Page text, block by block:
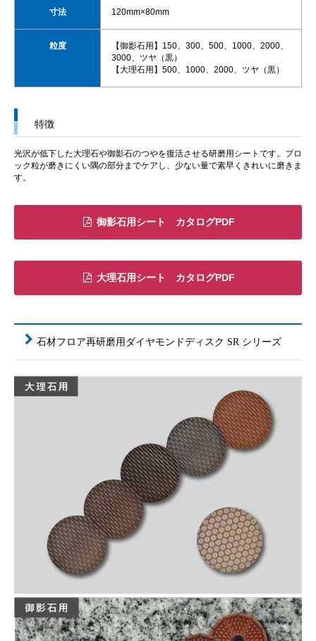
寸法 120mm×80mm
粒度
【御影石用】150、300、500、1000、2000、
3000、ツヤ（黒）
【大理石用】500、1000、2000、ツヤ（黒）
特徴
光沢が低下した大理石や御影石のつやを復活させる研磨用シートです。ブロ
ック粒が磨きにくい隅の部分までケアし、少ない量で素早くきれいに磨きま
す。
御影石用シート カタログPDF
大理石用シート カタログPDF
石材フロア再研磨用ダイヤモンドディスク SR シリーズ